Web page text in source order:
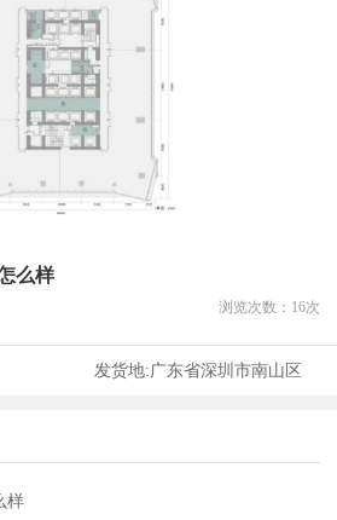
么样
浏览次数： 16次
发货地:广东省深圳市南山区
样